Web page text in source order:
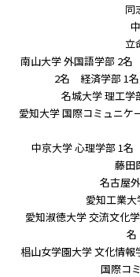
同
立
南山大学 外国語学部 2
2名 経済学部 1
名城大学 理工
愛知大学 国際コミュニ
中京大学 心理学部 1
藤田
名古屋
愛知工業
愛知淑徳大学 交流文
名
椙山女学園大学 文化情
国際コ